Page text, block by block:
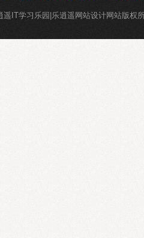
遥IT学习乐园|乐逍遥网站设计网站版权